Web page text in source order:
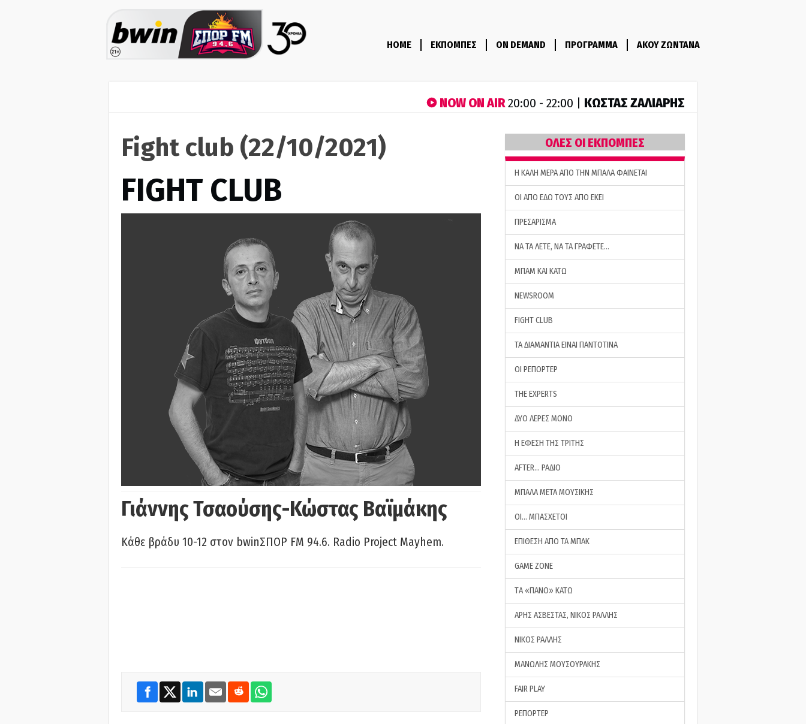
HOME ΕΚΠΟΜΠΕΣ ON DEMAND ΠΡΟΓΡΑΜΜΑ ΑΚΟΥ ΖΩΝΤΑΝΑ
NOW ON AIR20:00 - 22:00 | ΚΩΣΤΑΣ ΖΑΛΙΑΡΗΣ
Fight club (22/10/2021)
FIGHT CLUB
Γιάννης Τσαούσης-Κώστας Βαϊμάκης
Κάθε βράδυ 10-12 στον bwinΣΠΟΡ FM 94.6. Radio Project Mayhem.
ΟΛΕΣ ΟΙ ΕΚΠΟΜΠΕΣ
H ΚΑΛΗ ΜΕΡΑ ΑΠΟ ΤΗΝ ΜΠΑΛΑ ΦΑΙΝΕΤΑΙ
ΟΙ ΑΠΟ ΕΔΩ ΤΟΥΣ ΑΠΟ ΕΚΕΙ
ΠΡΕΣΑΡΙΣΜΑ
ΝΑ ΤΑ ΛΕΤΕ, ΝΑ ΤΑ ΓΡΑΦΕΤΕ…
ΜΠΑΜ ΚΑΙ ΚΑΤΩ
NEWSROOM
FIGHT CLUB
ΤΑ ΔΙΑΜΑΝΤΙΑ ΕΙΝΑΙ ΠΑΝΤΟΤΙΝΑ
ΟΙ ΡΕΠΟΡΤΕΡ
THE EXPERTS
ΔΥΟ ΛΕΡΕΣ ΜΟΝΟ
Η ΕΦΕΣΗ ΤΗΣ ΤΡΙΤΗΣ
AFTER… ΡΑΔΙΟ
ΜΠΑΛΑ ΜΕΤΑ ΜΟΥΣΙΚΗΣ
ΟΙ… ΜΠΑΣΧΕΤΟΙ
ΕΠΙΘΕΣΗ ΑΠΟ ΤΑ ΜΠΑΚ
GAME ZONE
ΤA «ΠΑΝΟ» ΚΑΤΩ
ΑΡΗΣ ΑΣΒΕΣΤΑΣ, ΝΙΚΟΣ ΡΑΛΛΗΣ
ΝΙΚΟΣ ΡΑΛΛΗΣ
ΜΑΝΩΛΗΣ ΜΟΥΣΟΥΡΑΚΗΣ
FAIR PLAY
ΡΕΠΟΡΤΕΡ